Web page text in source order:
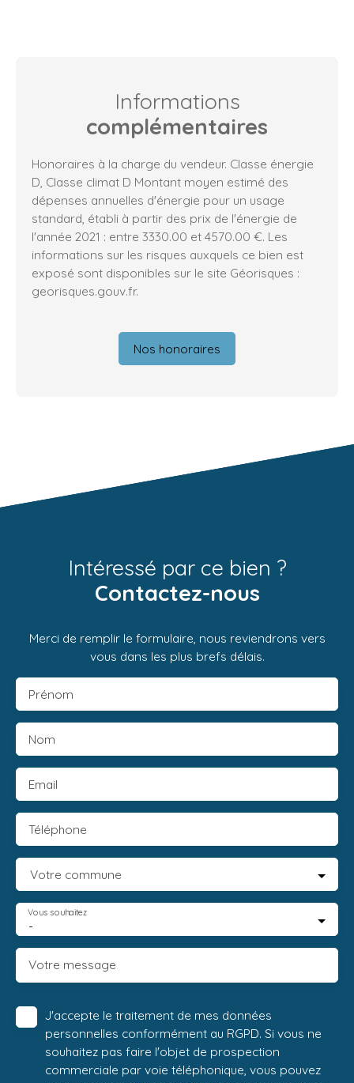
Informations
complémentaires
Honoraires à la charge du vendeur. Classe énergie
D, Classe climat D Montant moyen estimé des
dépenses annuelles d'énergie pour un usage
standard, établi à partir des prix de l'énergie de
l'année 2021 : entre 3330.00 et 4570.00 €. Les
informations sur les risques auxquels ce bien est
exposé sont disponibles sur le site Géorisques :
georisques.gouv.fr.
Nos honoraires
Intéressé par ce bien ?
Contactez-nous
Merci de remplir le formulaire, nous reviendrons vers
vous dans les plus brefs délais.
Prénom
Nom
Email
Téléphone
Votre commune
-
Vous souhaitez
Votre message
J'accepte le traitement de mes données
personnelles conformément au RGPD. Si vous ne
souhaitez pas faire l'objet de prospection
commerciale par voie téléphonique, vous pouvez